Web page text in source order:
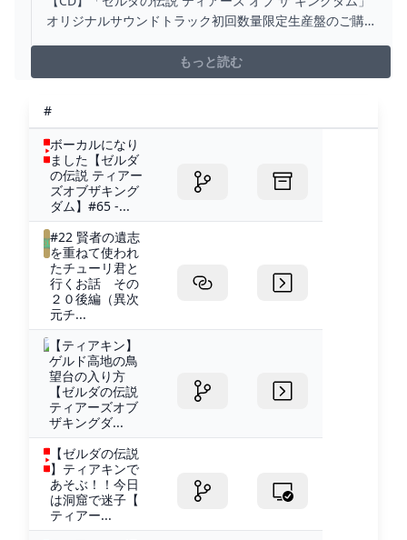
生産盤 ヤマダウェブコム
オリジナルサウンドトラック初回数量限定生産盤のご購
即日・翌日お届け、店舗での受取りなど、全国展開なら
ではのサービスが満載！
もっと読む
#
ボーカルになり
ました【ゼルダ
の伝説 ティアー
ズオブザキング
ダム】#65 -...
#22 賢者の遺志
を重ねて使われ
たチューリ君と
行くお話 その
２０後編（異次
元チ...
【ティアキン】
ゲルド高地の鳥
望台の入り方
【ゼルダの伝説
ティアーズオブ
ザキングダ...
【ゼルダの伝説
】ティアキンで
あそぶ！！今日
は洞窟で迷子【
ティアー...